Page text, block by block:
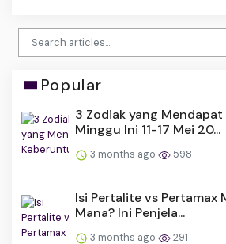
Popular
3 Zodiak yang
Minggu Ini 11-17 Mei 20...
3 months ago 598
Isi Pertalite vs Pertamax
Mana? Ini Penjela...
3 months ago 291